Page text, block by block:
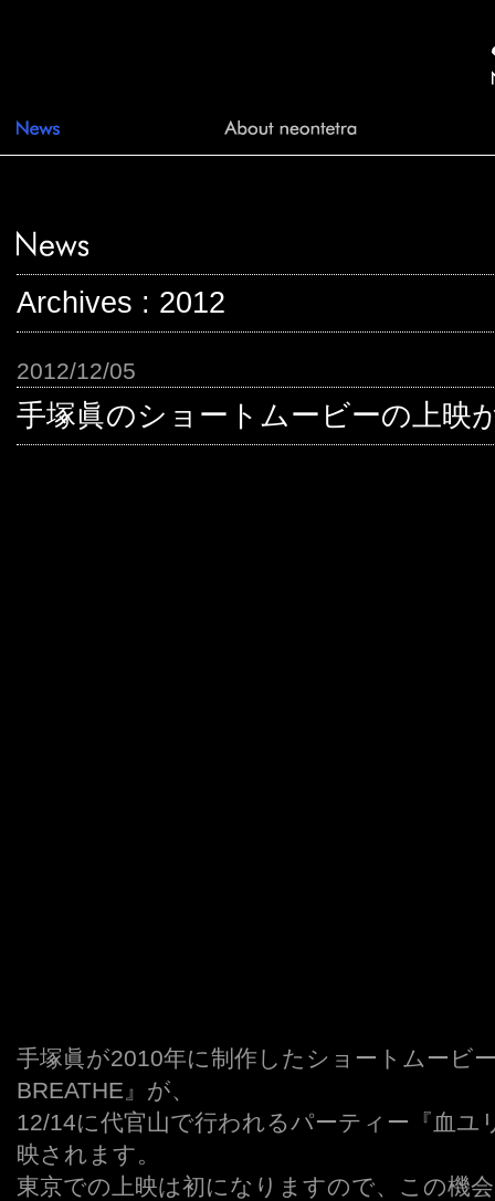
Archives : 2012
2012/12/05
手塚眞のショートムービーの上映
手塚眞が2010年に制作したショートムービ
BREATHE』が、
12/14に代官山で行われるパーティー『血ユ
映されます。
東京での上映は初になりますので、この機